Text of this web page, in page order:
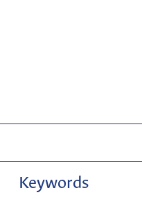
Keywords